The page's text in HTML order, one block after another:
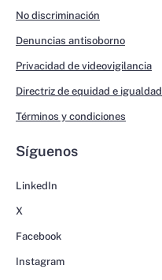
No discriminación
Denuncias antisoborno
Privacidad de videovigilancia
Directriz de equidad e igualdad
Términos y condiciones
Síguenos
LinkedIn
X
Facebook
Instagram